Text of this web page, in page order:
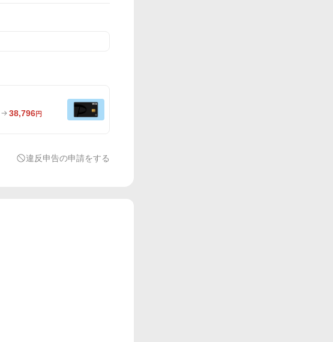
38,796円
違反申告の申請をする